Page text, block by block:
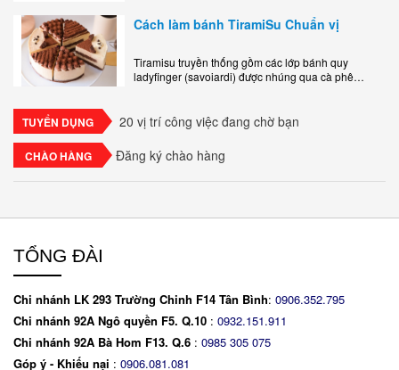
ngon, làm..
Cách làm bánh TiramiSu Chuẩn vị
Tiramisu truyền thống gồm các lớp bánh quy
ladyfinger (savoiardi) được nhúng qua cà phê
TUYỂN DỤNG 20 vị trí công việc đang chờ bạn
CHÀO HÀNG Đăng ký chào hàng
TỔNG ĐÀI
Chi nhánh LK 293 Trường Chinh F14 Tân Bình: 0906.352.795
Chi nhánh 92A Ngô quyền F5. Q.10 : 0932.151.911
Chi nhánh 92A Bà Hom F13. Q.6 : 0985 305 075
Góp ý - Khiếu nại : 0906.081.081